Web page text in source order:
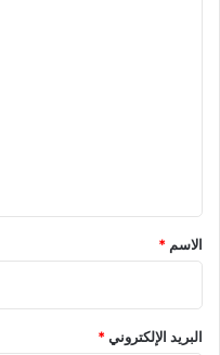
*
الاسم *
البريد الإلكتروني*